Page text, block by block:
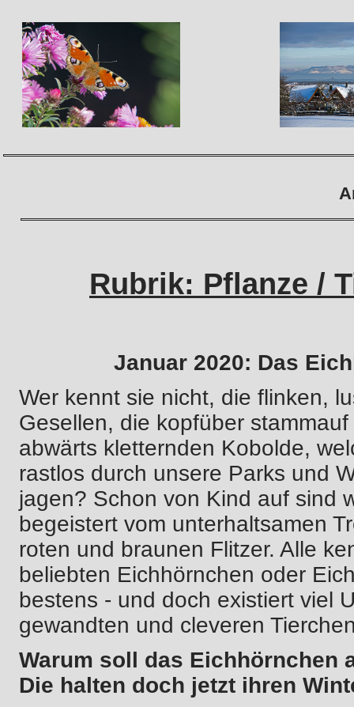
Rubrik: Pflanze /
Januar 2020: Das
Wer kennt sie nicht, die flinken,
Gesellen, die kopfüber
abwärts kletternden Kobolde,
rastlos durch unsere Parks und
jagen? Schon von Kind auf sind
begeistert vom unterhaltsamen
roten und braunen Flitzer. Alle
beliebten Eichhörnchen oder
bestens - und doch existiert viel
gewandten und cleveren
Warum soll das Eichhörnchen
Die halten doch jetzt ihren